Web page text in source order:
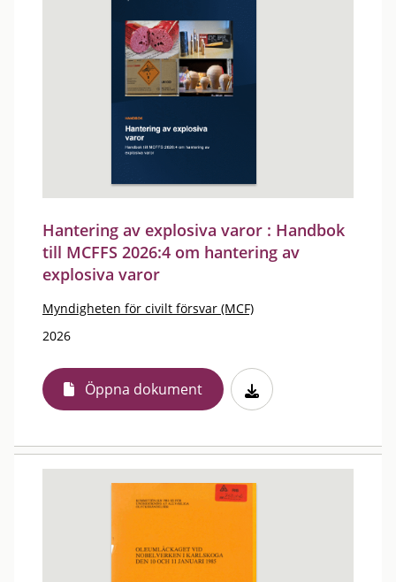
Hantering av explosiva varor : Handbok
till MCFFS 2026:4 om hantering av
explosiva varor
Myndigheten för civilt försvar (MCF)
2026
Öppna dokument